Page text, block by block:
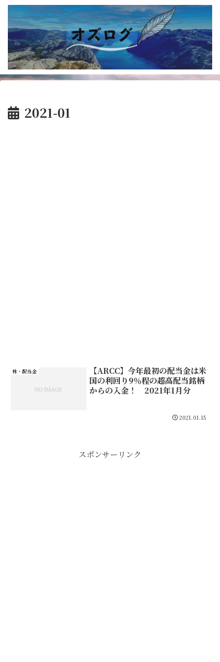
2021-01
株・配当金
【ARCC】今年最初の配当金は米
国の利回り9％程の超高配当銘柄
からの入金！ 2021年1月分
2021.01.15
スポンサーリンク